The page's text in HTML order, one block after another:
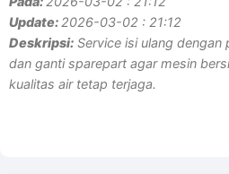
Update: 2026-03-02 : 21:12
Deskripsi: Service isi ulang dengan
dan ganti sparepart agar mesin
kualitas air tetap terjaga.